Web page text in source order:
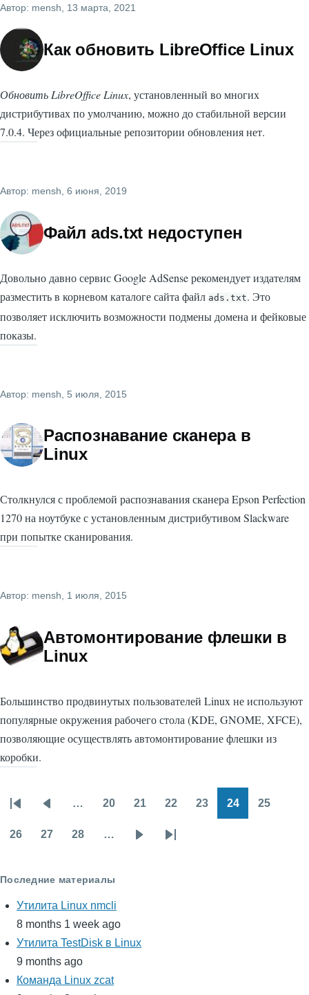
Автор: mensh , 13 марта, 2021
Как обновить LibreOffice Linux
Обновить LibreOffice Linux, установленный во многих
дистрибутивах по умолчанию, можно до стабильной версии
7.0.4. Через официальные репозитории обновления нет.
Автор: mensh , 6 июня, 2019
Файл ads.txt недоступен
Довольно давно сервис Google AdSense рекомендует издателям
разместить в корневом каталоге сайта файл ads.txt. Это
позволяет исключить возможности подмены домена и фейковые
показы.
Автор: mensh , 5 июля, 2015
Распознавание сканера в
Linux
Столкнулся с проблемой распознавания сканера Epson Perfection
1270 на ноутбуке с установленным дистрибутивом Slackware
при попытке сканирования.
Автор: mensh, 1 июля, 2015
Автомонтирование флешки в
Linux
Большинство продвинутых пользователей Linux не используют
популярные окружения рабочего стола (KDE, GNOME, XFCE),
позволяющие осуществлять автомонтирование флешки из
коробки.
Нумерация
страниц
Первая
страница
Предыдущая
страница
… 20 21 22 23 24 25
26 27 28 …
СледующаяПоследняя
Последние материалы
Утилита Linux nmcli
8 months 1 week ago
Утилита TestDisk в Linux
9 months ago
Команда Linux zcat